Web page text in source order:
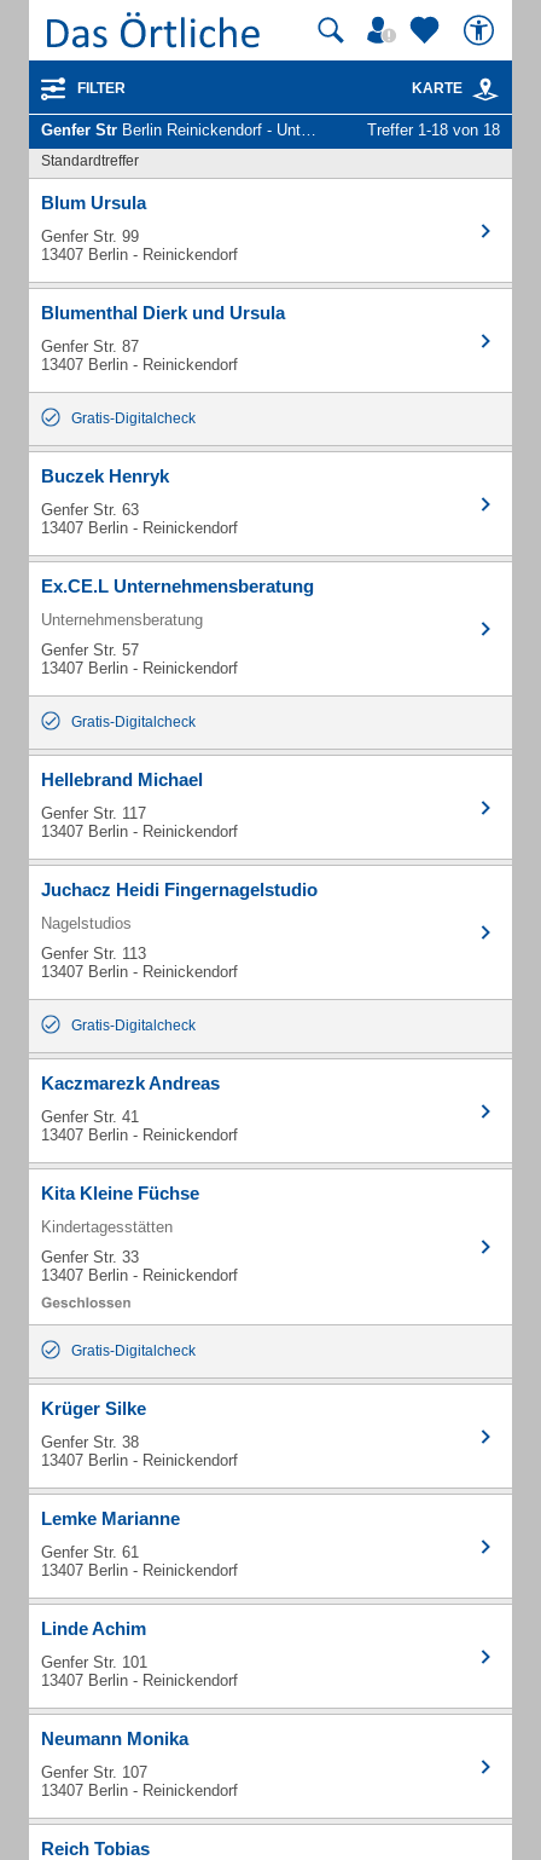
FILTER KARTE
Genfer Str Berlin Reinickendorf - Unternehmen und Personen Treffer 1-18 von 18
Standardtreffer
Blum Ursula
Genfer Str. 99
13407 Berlin - Reinickendorf
Blumenthal Dierk und Ursula
Genfer Str. 87
13407 Berlin - Reinickendorf
Gratis-Digitalcheck
Buczek Henryk
Genfer Str. 63
13407 Berlin - Reinickendorf
Ex.CE.L Unternehmensberatung
Unternehmensberatung
Genfer Str. 57
13407 Berlin - Reinickendorf
Gratis-Digitalcheck
Hellebrand Michael
Genfer Str. 117
13407 Berlin - Reinickendorf
Juchacz Heidi Fingernagelstudio
Nagelstudios
Genfer Str. 113
13407 Berlin - Reinickendorf
Gratis-Digitalcheck
Kaczmarezk Andreas
Genfer Str. 41
13407 Berlin - Reinickendorf
Kita Kleine Füchse
Kindertagesstätten
Genfer Str. 33
13407 Berlin - Reinickendorf
Gratis-Digitalcheck
Krüger Silke
Genfer Str. 38
13407 Berlin - Reinickendorf
Lemke Marianne
Genfer Str. 61
13407 Berlin - Reinickendorf
Linde Achim
Genfer Str. 101
13407 Berlin - Reinickendorf
Neumann Monika
Genfer Str. 107
13407 Berlin - Reinickendorf
Reich Tobias